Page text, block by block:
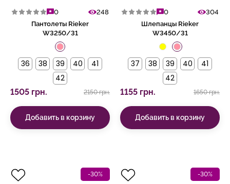
0
248
Пантолеты Rieker
W3250/31
36 38 39 40
41
42
1505 грн. 2150 грн.
Добавить в корзину
0
304
Шлепанцы Rieker
W3450/31
37 38 39 40
41
42
1155 грн. 1650 грн.
Добавить в корзину
-30% -30%